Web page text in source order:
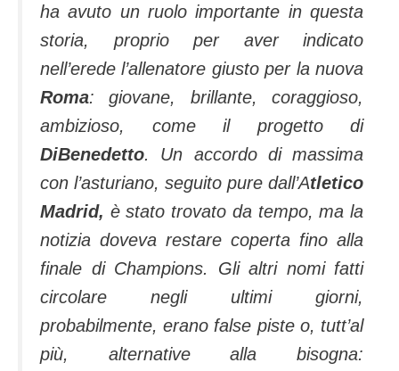
ha avuto un ruolo importante in questa
storia, proprio per aver indicato
nell’erede l’allenatore giusto per la nuova
Roma: giovane, brillante, coraggioso,
ambizioso, come il progetto di
DiBenedetto. Un accordo di massima
con l’asturiano, seguito pure dall’Atletico
Madrid, è stato trovato da tempo, ma la
notizia doveva restare coperta fino alla
finale di Champions. Gli altri nomi fatti
circolare negli ultimi giorni,
probabilmente, erano false piste o, tutt’al
più, alternative alla bisogna: